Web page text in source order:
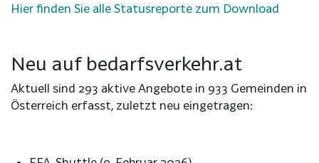
Hier finden Sie alle Statusreporte zum Download
Neu auf bedarfsverkehr.at
Aktuell sind 293 aktive Angebote in 933 Gemeinden in
Österreich erfasst, zuletzt neu eingetragen: